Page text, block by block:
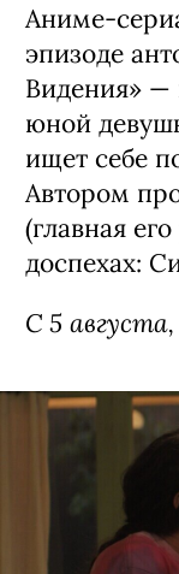
Аниме-
эпизоде
Видения» —
юной
ищет себе
Автором
(главная
доспехах:
С 5